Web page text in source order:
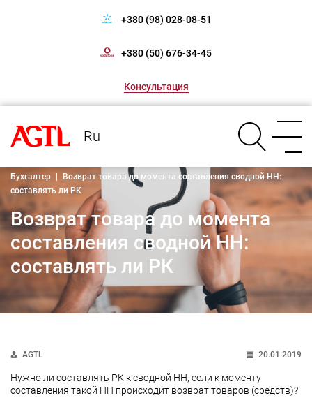
+380 (98) 028-08-51
+380 (50) 676-34-45
Консультация
Ru
Бухгалтер
Возврат товара до момента составления сводной НН:
составлять ли РК
Возврат товара до момента
составления сводной НН:
составлять ли РК
AGTL 20.01.2019
Нужно ли составлять РК к сводной НН, если к моменту
составления такой НН происходит возврат товаров (средств)?